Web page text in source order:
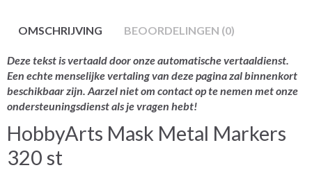
OMSCHRIJVING BEOORDELINGEN (0)
Deze tekst is vertaald door onze automatische vertaaldienst.
Een echte menselijke vertaling van deze pagina zal binnenkort
beschikbaar zijn. Aarzel niet om contact op te nemen met onze
ondersteuningsdienst als je vragen hebt!
HobbyArts Mask Metal Markers
320 st